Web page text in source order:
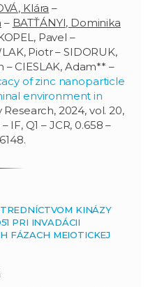
Klára –
– BATŤÁNYI, Dominika
Pavel –
Piotr – SIDORUK,
– CIESLAK, Adam** –
of zinc nanoparticle
environment in
2024, vol. 20,
IF, Q1 – JCR, 0.658 –
KINÁZY
PRI INVADÁCII
FÁZACH MEIOTICKEJ